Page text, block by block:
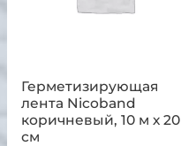
Герметизирующая
лента Nicoband
коричневый, 10 м х 20
см